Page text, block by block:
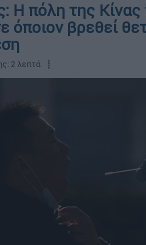
Η πόλη της Κίνας
όποιον βρεθεί
2 λεπτά ┋